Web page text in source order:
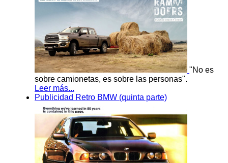
"No es
sobre camionetas, es sobre las personas".
Leer más...
Publicidad Retro BMW (quinta parte)